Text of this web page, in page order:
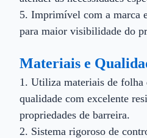
5. Imprimível com a marca
para maior visibilidade do
Materiais e
1. Utiliza materiais de folha
qualidade com excelente
propriedades de barreira.
2. Sistema rigoroso de